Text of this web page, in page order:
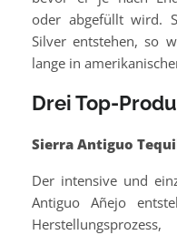
oder abgefüllt wird.
Silver entstehen, so
lange in
Drei Top-
Sierra Antiguo
Der intensive und
Antiguo Añejo